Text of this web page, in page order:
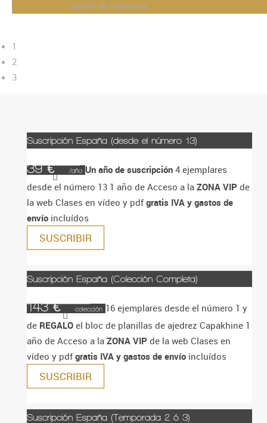
Ajedrez de Salamanca.
1
2
3
Suscripción España (desde el número 13)
39 € /año Un año de suscripción 4 ejemplares
desde el número 13 1 año de Acceso a la ZONA VIP de
la web Clases en vídeo y pdf gratis IVA y gastos de
envío incluídos
SUSCRIBIR
Suscripción España (Colección Completa)
143 € colección 16 ejemplares desde el número 1 y
de REGALO el bloc de planillas de ajedrez Capakhine 1
año de Acceso a la ZONA VIP de la web Clases en
vídeo y pdf gratis IVA y gastos de envío incluídos
SUSCRIBIR
Suscripción España (Temporada 2 ó 3)